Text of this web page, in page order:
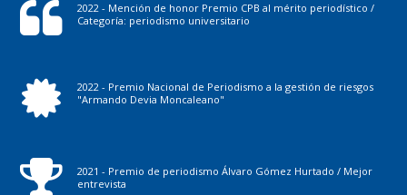
2022 - Mención de honor Premio CPB al mérito periodístico /
Categoría: periodismo universitario
2022 - Premio Nacional de Periodismo a la gestión de riesgos
"Armando Devia Moncaleano"
2021 - Premio de periodismo Álvaro Gómez Hurtado / Mejor
entrevista